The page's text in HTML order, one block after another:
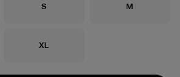
Größe
S Größe
M
Größe
XL